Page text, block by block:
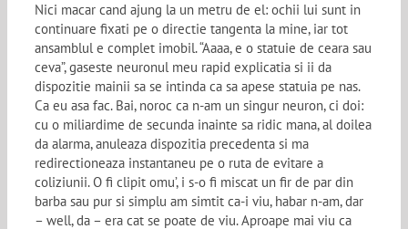
Nici macar cand ajung la un metru de el: ochii lui sunt in
continuare fixati pe o directie tangenta la mine, iar tot
ansamblul e complet imobil. “Aaaa, e o statuie de ceara sau
ceva”, gaseste neuronul meu rapid explicatia si ii da
dispozitie mainii sa se intinda ca sa apese statuia pe nas.
Ca eu asa fac. Bai, noroc ca n-am un singur neuron, ci doi:
cu o miliardime de secunda inainte sa ridic mana, al doilea
da alarma, anuleaza dispozitia precedenta si ma
redirectioneaza instantaneu pe o ruta de evitare a
coliziunii. O fi clipit omu’, i s-o fi miscat un fir de par din
barba sau pur si simplu am simtit ca-i viu, habar n-am, dar
– well, da – era cat se poate de viu. Aproape mai viu ca